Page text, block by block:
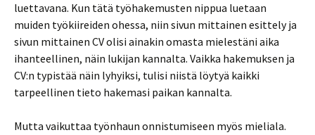
luettavana. Kun tätä työhakemusten nippua luetaan
muiden työkiireiden ohessa, niin sivun mittainen esittely ja
sivun mittainen CV olisi ainakin omasta mielestäni aika
ihanteellinen, näin lukijan kannalta. Vaikka hakemuksen ja
CV:n typistää näin lyhyiksi, tulisi niistä löytyä kaikki
tarpeellinen tieto hakemasi paikan kannalta.
Mutta vaikuttaa työnhaun onnistumiseen myös mieliala.